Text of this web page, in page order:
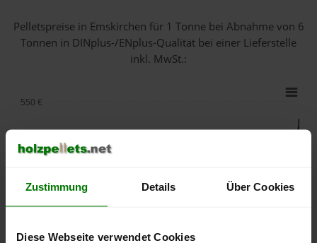
Zustimmung Details Über Cookies
Diese Webseite verwendet Cookies
Pelletspreise in Emskirchen für 1 Tonne bei Abnahmevon 6
Tonnen in DINplus-/ENplus-Qualität bei einer Lieferstelle
inkl. MwSt.:
350 €
550 €